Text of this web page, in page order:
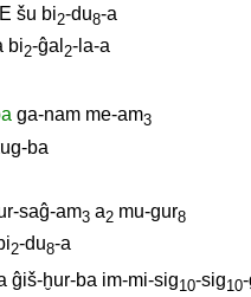
šu bi2-du8-a
bi2-ĝal 2-la-a
ga-nam me-am3
ba
saĝ-am3 a2 mu-gur8
2-du8-a
ĝiš-ḫur-ba im-mi-sig10-sig10